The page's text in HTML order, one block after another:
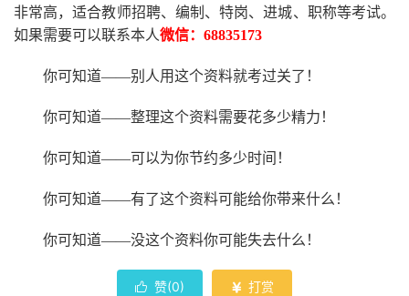
非常高，适合教师招聘、编制、特岗、进城、职称等考试。
如果需要可以联系本人微信： 68835173
你可知道——别人用这个资料就考过关了！
你可知道——整理这个资料需要花多少精力 ！
你可知道——可以为你节约多少时间！
你可知道——有了这个资料可能给你带来什么！
你可知道——没这个资料你可能失去什么 ！
 赞(0)  打赏